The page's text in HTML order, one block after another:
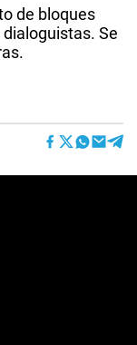
de bloques
Se